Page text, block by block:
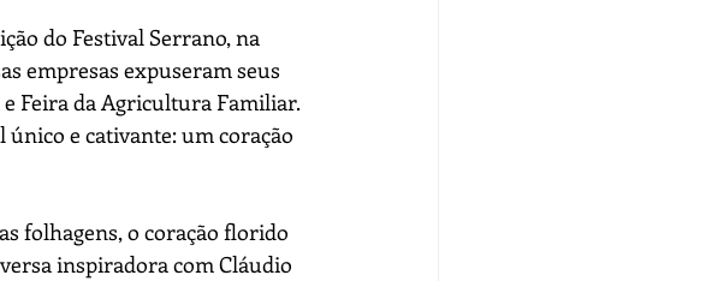
do Festival Serrano, na
empresas expuseram seus
Feira da Agricultura Familiar.
único e cativante: um coração
folhagens, o coração florido
inspiradora com Cláudio